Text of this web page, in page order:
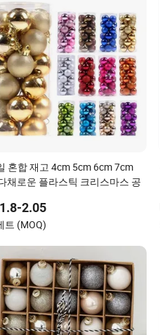
혼합 재고 4cm 5cm 6cm 7cm
채로운 플라스틱 크리스마스 공
2.05
트 (MOQ)